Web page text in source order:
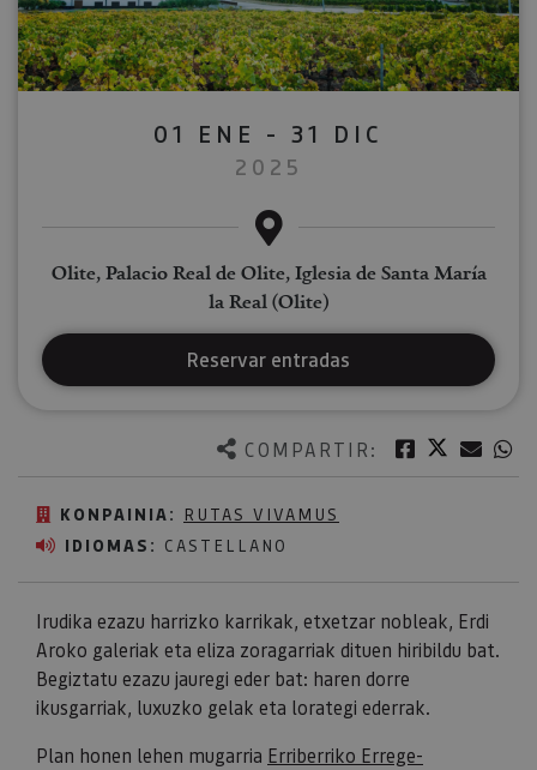
COMPARTIR: Facebook
Twitter
KONPAINIA: RUTAS VIVAMUS
IDIOMAS: CASTELLANO
Irudika ezazu harrizko karrikak, etxetzar nobleak, Erdi
Aroko galeriak eta eliza zoragarriak dituen hiribildu bat.
Begiztatu ezazu jauregi eder bat: haren dorre
ikusgarriak, luxuzko gelak eta lorategi ederrak.
Plan honen lehen mugarria Erriberriko Errege-
01 ENE - 31 DIC
2025
Olite, Palacio Real de Olite, Iglesia de Santa María
la Real (Olite)
Reservar entradas